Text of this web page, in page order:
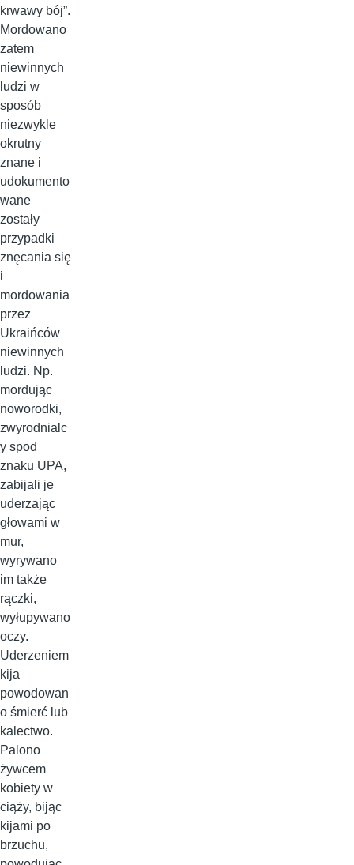
krwawy bój”.
Mordowano
zatem
niewinnych
ludzi w
sposób
niezwykle
okrutny
znane i
udokumento
wane
zostały
przypadki
znęcania się
i
mordowania
przez
Ukraińców
niewinnych
ludzi. Np.
mordując
noworodki,
zwyrodnialc
y spod
znaku UPA,
zabijali je
uderzając
głowami w
mur,
wyrywano
im także
rączki,
wyłupywano
oczy.
Uderzeniem
kija
powodowan
o śmierć lub
kalectwo.
Palono
żywcem
kobiety w
ciąży, bijąc
kijami po
brzuchu,